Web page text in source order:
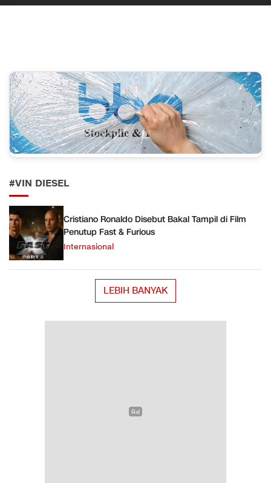
#VIN DIESEL
Cristiano Ronaldo Disebut Bakal Tampil di Film
Penutup Fast & Furious
Internasional
LEBIH BANYAK